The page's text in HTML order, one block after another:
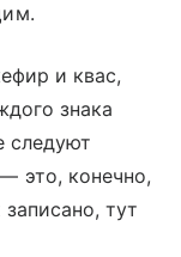
и квас,
знака
следуют
это, конечно,
тут